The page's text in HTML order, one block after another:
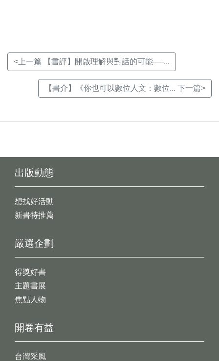
<上一篇 【書評】開啟理解與對話的可能──...
【書介】《你也可以數位人文：數位... 下一篇>
出版動態
想找好活動
新書特推薦
開卷有益
台灣采風
嚴選企劃
得獎好書
主題書展
焦點人物